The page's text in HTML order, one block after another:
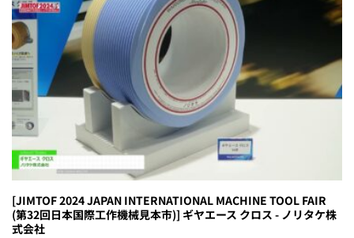
[JIMTOF 2024 JAPAN INTERNATIONAL MACHINE TOOL FAIR
(第32回日本国際工作機械見本市)] ギヤエース クロス - ノリタケ株
式会社